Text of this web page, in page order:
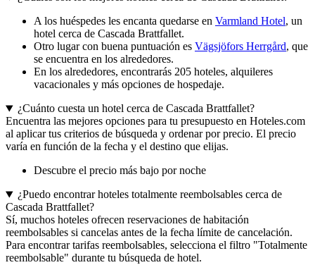
A los huéspedes les encanta quedarse en Varmland Hotel, un
hotel cerca de Cascada Brattfallet.
Otro lugar con buena puntuación es Vägsjöfors Herrgård, que
se encuentra en los alrededores.
En los alrededores, encontrarás 205 hoteles, alquileres
vacacionales y más opciones de hospedaje.
¿Cuánto cuesta un hotel cerca de Cascada Brattfallet?
Encuentra las mejores opciones para tu presupuesto en Hoteles.com
al aplicar tus criterios de búsqueda y ordenar por precio. El precio
varía en función de la fecha y el destino que elijas.
Descubre el precio más bajo por noche
¿Puedo encontrar hoteles totalmente reembolsables cerca de
Cascada Brattfallet?
Sí, muchos hoteles ofrecen reservaciones de habitación
reembolsables si cancelas antes de la fecha límite de cancelación.
Para encontrar tarifas reembolsables, selecciona el filtro "Totalmente
reembolsable" durante tu búsqueda de hotel.